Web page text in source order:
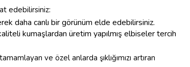
edebilirsiniz:
daha canlı bir görünüm elde edebilirsiniz.
kumaşlardan üretim yapılmış elbiseler tercih
ve özel anlarda şıklığımızı artıran